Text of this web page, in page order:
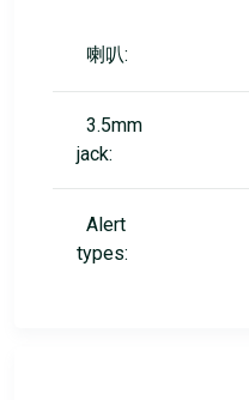
喇叭:
3.5mm
jack:
Alert
types: